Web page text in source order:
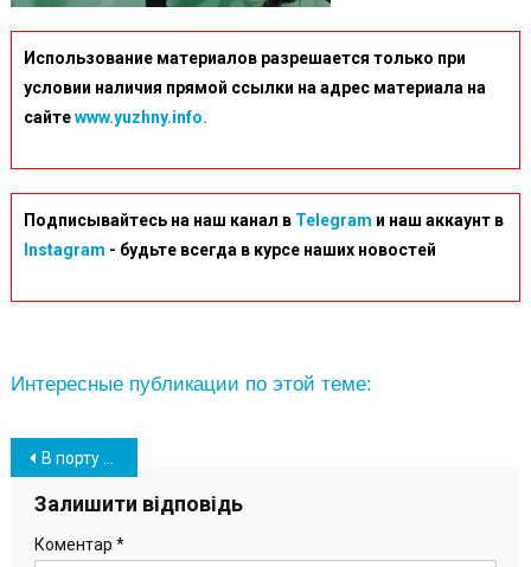
Использование материалов разрешается только при
условии наличия прямой ссылки на адрес материала на
сайтеwww.yuzhny.info.
Подписывайтесь на наш канал в Telegram и наш аккаунт в
Instagram - будьте всегда в курсе наших новостей
Интересные публикации по этой теме:
Навігація
записів
В порту “Южный” отмечают 10-летний юбилей буксира “Евгений Яковцев” (фото)
Залишити відповідь
Коментар *